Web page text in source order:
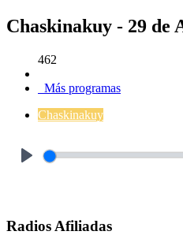
Chaskinakuy - 29 de
462
Más programas
Chaskinakuy
Radios Afiliadas